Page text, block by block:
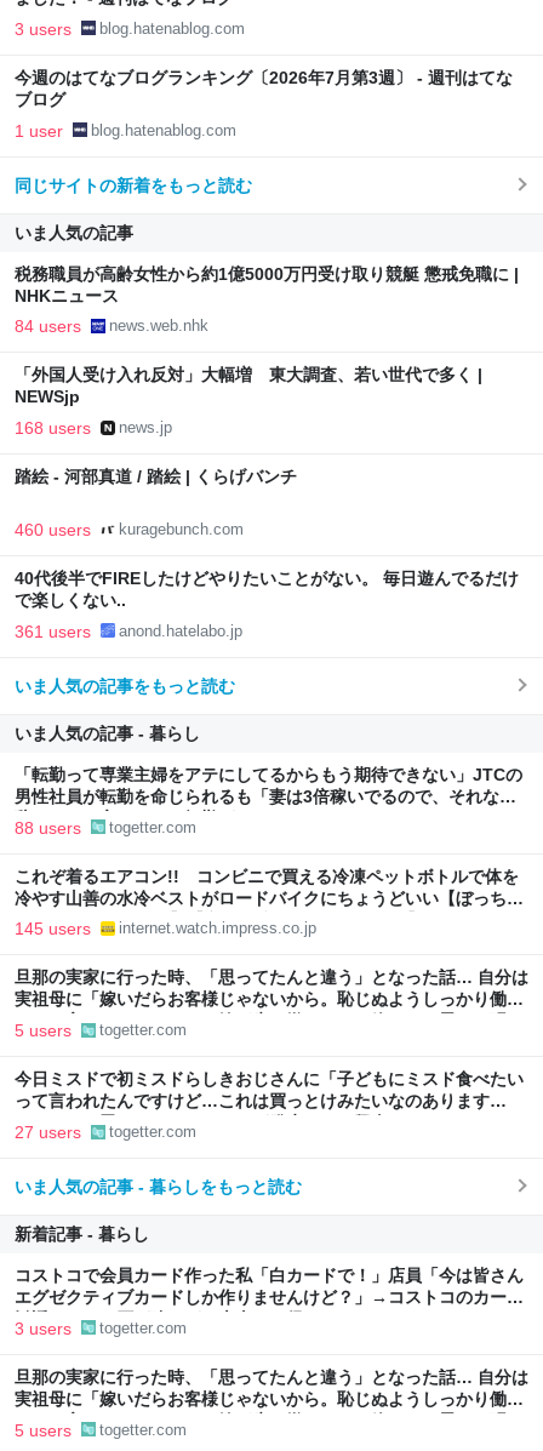
3 users blog.hatenablog.com
今週のはてなブログランキング〔2026年7月第3週〕 - 週刊はてな
ブログ
1 user blog.hatenablog.com
同じサイトの新着をもっと読む
いま人気の記事
税務職員が高齢女性から約1億5000万円受け取り競艇 懲戒免職に |
NHKニュース
84 users news.web.nhk
「外国人受け入れ反対」大幅増 東大調査、若い世代で多く |
NEWSjp
168 users news.jp
踏絵 - 河部真道 / 踏絵 | くらげバンチ
460 users kuragebunch.com
40代後半でFIREしたけどやりたいことがない。 毎日遊んでるだけ
で楽しくない..
361 users anond.hatelabo.jp
いま人気の記事をもっと読む
いま人気の記事 - 暮らし
「転勤って専業主婦をアテにしてるからもう期待できない」JTCの
男性社員が転勤を命じられるも「妻は3倍稼いでるので、それなら
辞める」と言ったら、転勤がなくなった
88 users togetter.com
これぞ着るエアコン!! コンビニで買える冷凍ペットボトルで体を
冷やす山善の水冷ベストがロードバイクにちょうどいい【ぼっち・
ざ・ろーど！その14】【空いた時間でなにしてる？】
145 users internet.watch.impress.co.jp
旦那の実家に行った時、「思ってたんと違う」となった話… 自分は
実祖母に「嫁いだらお客様じゃないから。恥じぬようしっかり働
け」と言われていたので、嫁ぎ先で嫌われたら終わりと思い、張り
切っていた
5 users togetter.com
今日ミスドで初ミスドらしきおじさんに「子どもにミスド食べたい
って言われたんですけど…これは買っとけみたいなのあります
か…？」と尋ねられるイベントが発生して、興奮した
27 users togetter.com
いま人気の記事 - 暮らしをもっと読む
新着記事 - 暮らし
コストコで会員カード作った私「白カードで！」店員「今は皆さん
エグゼクティブカードしか作りませんけど？」→コストコのカード
勧誘はやたら圧が強いが、本当にお得なの？
3 users togetter.com
旦那の実家に行った時、「思ってたんと違う」となった話… 自分は
実祖母に「嫁いだらお客様じゃないから。恥じぬようしっかり働
け」と言われていたので、嫁ぎ先で嫌われたら終わりと思い、張り
5 users togetter.com